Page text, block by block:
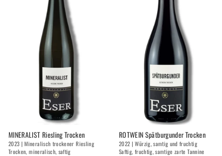
MINERALIST Riesling Trocken
2023 | Mineralisch trockener Riesling
Trocken, mineralisch, saftig
ROTWEIN Spätburgunder Trocken
2022 | Würzig, samtig und fruchtig
Saftig, fruchtig, samtige zarte Tannine